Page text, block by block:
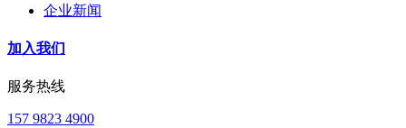
企业新闻
加入我们
服务热线
157 9823 4900